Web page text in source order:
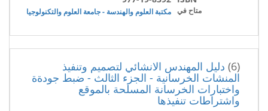
متاح في مكتبة العلوم والهندسة - جامعة العلوم والتكنولوجيا
(6) دليل المهندس الانشائي لتصميم وتنفيذ
المنشات الخرسانية - الجزء الثالث - ضبط جودةة
واختبارات الخرسانة المسلحة بالموقع
واشتراطات تنفيذها